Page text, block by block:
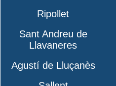
Ripollet
Sant Andreu de
Llavaneres
Agustí de Lluçanès